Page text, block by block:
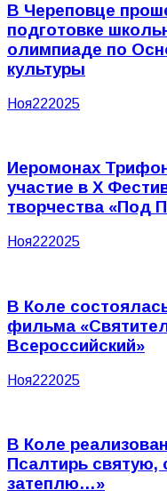
В Череповце
подготовке
олимпиаде по
культуры
Ноя222025
Иеромонах
участие в X
творчества «Под
Ноя222025
В Коле
фильма
Всероссийский»
Ноя222025
В Коле
Псалтирь святую,
затеплю…»